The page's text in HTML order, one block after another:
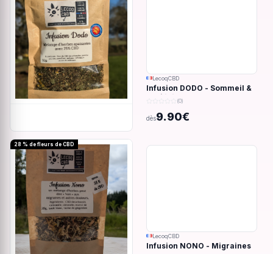
LecoqCBD
Infusion DODO - Sommeil &
anxiété - 32g
(0)
dès9.90€
28 % de fleurs de CBD
LecoqCBD
Infusion NONO - Migraines